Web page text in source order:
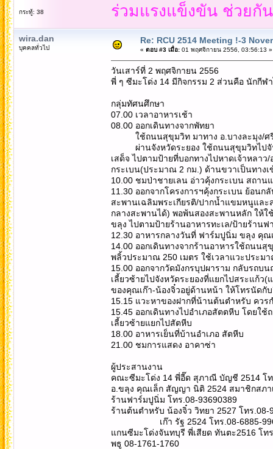
กระทู้: 38 ร่วมแรงแข็งขัน ช่วย
wira.dan
บุคคลทั่วไป
Re: RCU 2514 Meeting !-3
« ตอบ #3 เมื่อ:01 พฤศจิกายน 2556, 03:56:13 »
วันเสาร์ที่ 2 พฤศจิกายน 2556
พี่ ๆ ซีมะโด่ง 14 มีกิจกรรม 2 ส่วนคือ นักกีฬ
กลุ่มทัศนศึกษา
07.00 เวลาอาหารเช้า
08.00 ออกเดินทางจากพัทยา
ใช้ถนนสุขุมวิท มาทาง อ.บางละมุง/ศรีร
ผ่านจังหวัดระยอง ใช้ถนนสุขุมวิทไปจันท
เสด็จ ไปตามป้ายที่บอกทางไปหาดเจ้าหลา
กระเบน(ประมาณ 2 กม.) ด้านขวาเป็นทาง
10.00 ชมป่าชายเลน อ่าวคุ้งกระเบน สถาน
11.30 ออกจากโครงการฯคุ้งกระเบน ย้อน
สะพานเฉลิมพระเกียรติ/ปากน้ำแขมหนูแล
กลางสะพานได้) พอพ้นสองสะพานหลัก ให้
ขลุง ไปตามป้ายร้านอาหารทะเล/ป้ายร้านฟ
12.30 อาหารกลางวันที่ ฟาร์มปูนิ่ม ขลุง คุณ
14.00 ออกเดินทางจากร้านอาหารใช้ถนนสุ
พลิ้วประมาณ 250 เมตร ใช้เวลาแวะประม
15.00 ออกจากวัดมังกรบุปผาราม กลับรถ
เลี้ยวซ้ายไปจังหวัดระยองที่แยกไปสระแก้
ของคุณเก๊า-น้องจิ๋วอยู่ด้านหน้า ให้โทรนัดกั
15.15 แวะหาของฝากที่น้านต้นตำหรับ ควร
15.45 ออกเดินทางไปอำเภอสัตตหีบ โดยใ
เลี้ยวซ้ายแยกไปสัตหีบ
18.00 อาหารเย็นที่บ้านอำเภอ สัตหีบ
21.00 ชมการแสดง อาคาซ่า
ผู้ประสานงาน
คณะซีมะโด่ง 14 พี่อี๊ด สุภาณี บัญชี 2514 โท
อ.ขลุง คุณเล็ก สัญญา นิติ 2524 สมาชิกสภา
ร้านฟาร์มปูนิ่ม โทร.08-93690389
ร้านต้นตำหรับ น้องจิ๋ว วิทยา 2527 โทร.08-
เก๊า รัฐ 2524 โทร.08-6885-
แกนซีมะโด่งจันทบุรี พี่เสียด ทันตะ2516 โท
พธู 08-1761-1760